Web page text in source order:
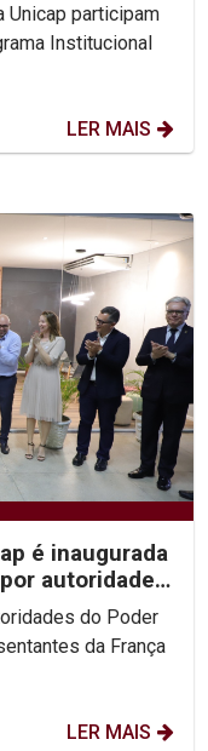
Unicap participam
Institucional
LER MAIS
é inaugurada
autoridades
do Poder
da França
LER MAIS